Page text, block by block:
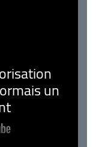
un